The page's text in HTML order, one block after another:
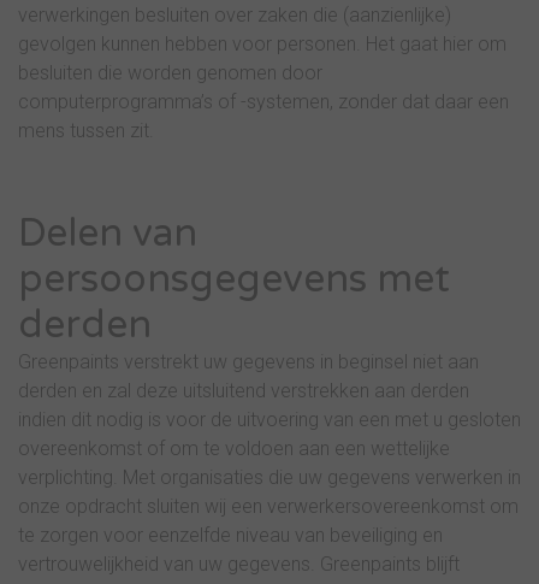
verwerkingen besluiten over zaken die (aanzienlijke)
gevolgen kunnen hebben voor personen. Het gaat hier om
besluiten die worden genomen door
computerprogramma’s of -systemen, zonder dat daar een
mens tussen zit.
Delen van
persoonsgegevens met
derden
Greenpaints verstrekt uw gegevens in beginsel niet aan
derden en zal deze uitsluitend verstrekken aan derden
indien dit nodig is voor de uitvoering van een met u gesloten
overeenkomst of om te voldoen aan een wettelijke
verplichting. Met organisaties die uw gegevens verwerken in
onze opdracht sluiten wij een verwerkersovereenkomst om
te zorgen voor eenzelfde niveau van beveiliging en
vertrouwelijkheid van uw gegevens. Greenpaints blijft